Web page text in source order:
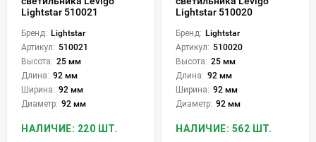
Lightstar 510021
Бренд: Lightstar
Артикул: 510021
Высота: 25 мм
Длина: 92 мм
Ширина: 92 мм
Диаметр: 92 мм
НАЛИЧИЕ: 220 ШТ.
Lightstar 510020
Бренд: Lightstar
Артикул: 510020
Высота: 25 мм
Длина: 92 мм
Ширина: 92 мм
Диаметр: 92 мм
НАЛИЧИЕ: 562 ШТ.